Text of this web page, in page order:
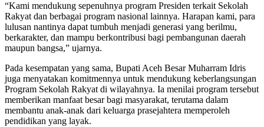
‎‎“Kami mendukung sepenuhnya program Presiden terkait Sekolah
Rakyat dan berbagai program nasional lainnya. Harapan kami, para
lulusan nantinya dapat tumbuh menjadi generasi yang berilmu,
berkarakter, dan mampu berkontribusi bagi pembangunan daerah
maupun bangsa,” ujarnya.
‎‎Pada kesempatan yang sama, Bupati Aceh Besar Muharram Idris
juga menyatakan komitmennya untuk mendukung keberlangsungan
Program Sekolah Rakyat di wilayahnya. Ia menilai program tersebut
memberikan manfaat besar bagi masyarakat, terutama dalam
membantu anak-anak dari keluarga prasejahtera memperoleh
pendidikan yang layak.